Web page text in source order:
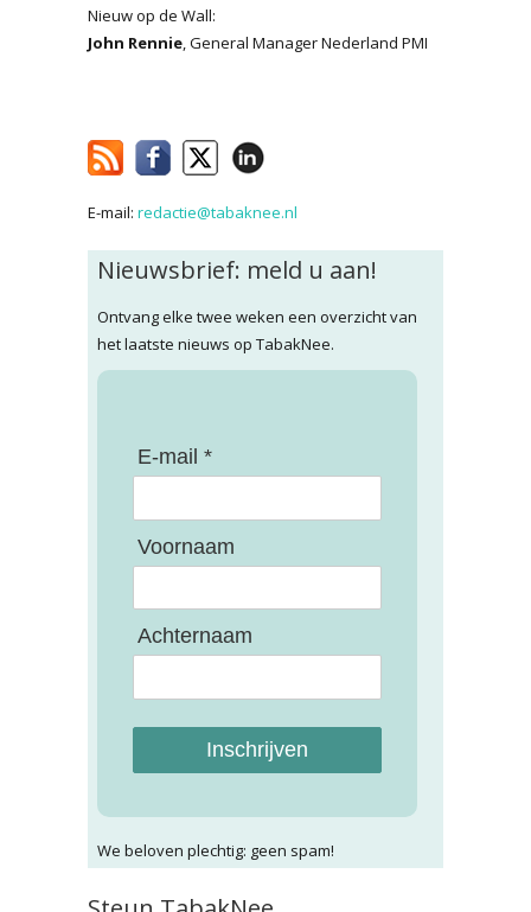
Nieuw op de Wall:
John Rennie, General Manager Nederland PMI
E-mail: redactie@tabaknee.nl
Nieuwsbrief: meld u aan!
Ontvang elke twee weken een overzicht van
het laatste nieuws op TabakNee.
E-mail *
Voornaam
Achternaam
Inschrijven
We beloven plechtig: geen spam!